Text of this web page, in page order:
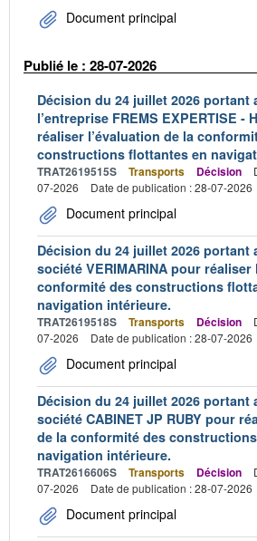
Document principal
Publié le : 28-07-2026
Décision du 24 juillet 2026 portant
l’entreprise FREMS EXPERTISE -
réaliser l’évaluation de la
constructions flottantes en
TRAT2619515S Transports Décision
07-2026
Date de publication : 28-07-2026
Document principal
Décision du 24 juillet 2026 portant
société VERIMARINA pour réaliser
conformité des constructions
navigation intérieure.
TRAT2619518S Transports Décision
07-2026
Date de publication : 28-07-2026
Document principal
Décision du 24 juillet 2026 portant
société CABINET JP RUBY pour
de la conformité des
navigation intérieure.
TRAT2616606S Transports Décision
07-2026
Date de publication : 28-07-2026
Document principal